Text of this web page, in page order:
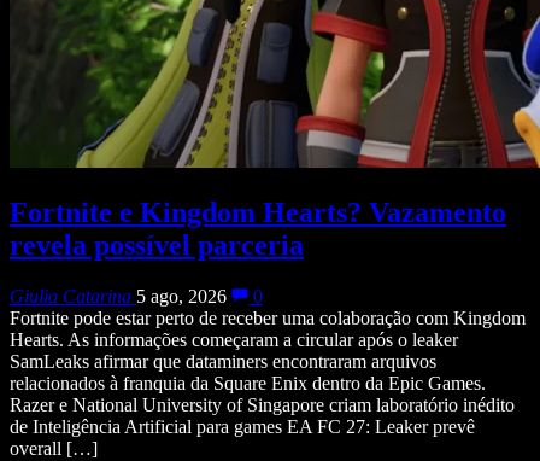
Fortnite e Kingdom Hearts? Vazamento
revela possível parceria
Giulia Catarina 5 ago, 2026
0
Fortnite pode estar perto de receber uma colaboração com Kingdom
Hearts. As informações começaram a circular após o leaker
SamLeaks afirmar que dataminers encontraram arquivos
relacionados à franquia da Square Enix dentro da Epic Games.
Razer e National University of Singapore criam laboratório inédito
de Inteligência Artificial para games EA FC 27: Leaker prevê
overall […]